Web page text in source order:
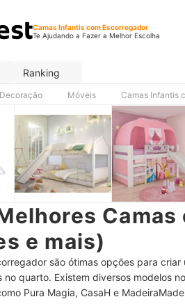
Camas Infantis com Escorregador
Te Ajudando a Fazer a Melhor Escolha
Ranking
Móveis Camas Infantis
e mais)
são ótimas opções para
no quarto. Existem diversos modelos
Pura Magia, CasaH e